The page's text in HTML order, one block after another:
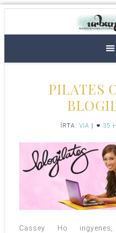
PILATES
ÍRTA: VIA 35
Cassey Ho